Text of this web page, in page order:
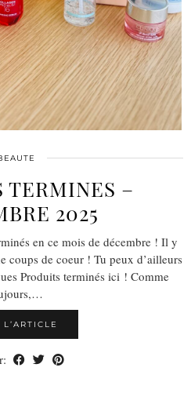
TERMINES –
2025
en ce mois de décembre ! Il y
coups de coeur ! Tu peux d’ailleurs
Produits terminés ici ! Comme